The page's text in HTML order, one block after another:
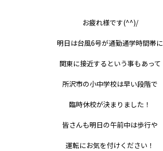
お疲れ様です(^^)/
明日は台風6号が通勤通学時間帯に
関東に接近するという事もあって
所沢市の小中学校は早い段階で
臨時休校が決まりました！
皆さんも明日の午前中は歩行や
運転にお気を付けください！